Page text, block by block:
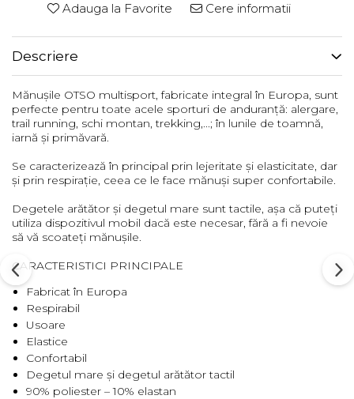
Sosete
Alergare
Drumetie
Tricouri/Bluze
Barbati
Femei
Veste
Barbati
Femei
Jachete Softshell
Barbati
Femei
Copii
Sepci/Vizere
Adauga la Favorite Cere informatii
Descriere
Mănușile OTSO multisport, fabricate integral în Europa, sunt
perfecte pentru toate acele sporturi de anduranță: alergare,
trail running, schi montan, trekking,...; în lunile de toamnă,
iarnă și primăvară.
Se caracterizează în principal prin lejeritate și elasticitate, dar
și prin respirație, ceea ce le face mănuși super confortabile.
Degetele arătător și degetul mare sunt tactile, așa că puteți
utiliza dispozitivul mobil dacă este necesar, fără a fi nevoie
să vă scoateți mănușile.
CARACTERISTICI PRINCIPALE
Fabricat în Europa
Respirabil
Usoare
Elastice
Confortabil
Degetul mare și degetul arătător tactil
90% poliester – 10% elastan